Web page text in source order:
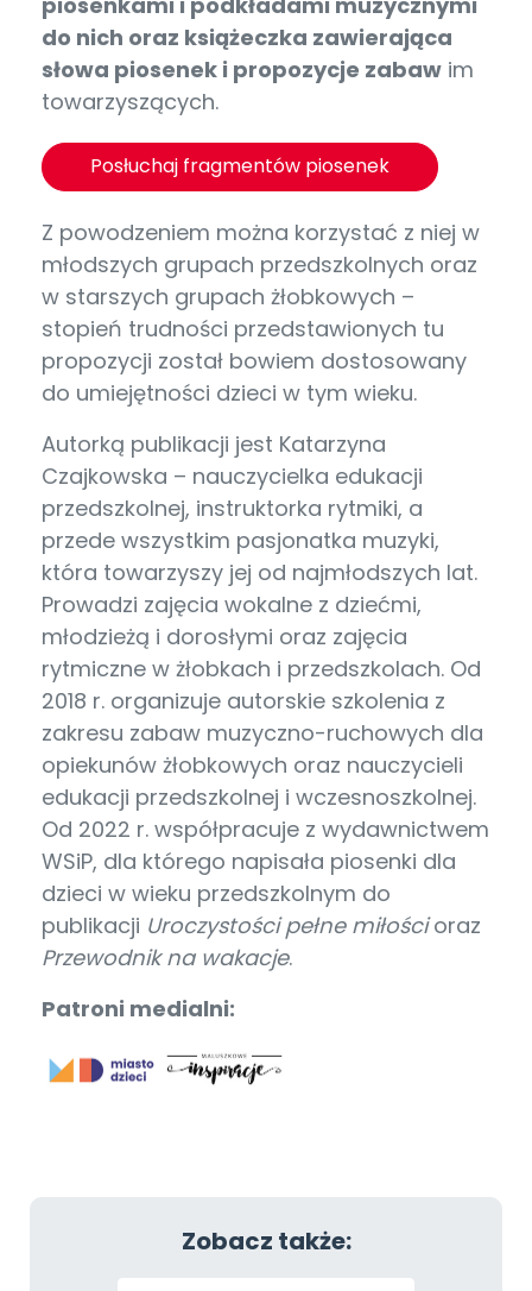
do nich oraz książeczka zawierająca
słowa piosenek i propozycje zabaw im
towarzyszących.
Posłuchaj fragmentów piosenek
Z powodzeniem można korzystać z niej w
młodszych grupach przedszkolnych oraz
w starszych grupach żłobkowych –
stopień trudności przedstawionych tu
propozycji został bowiem dostosowany
do umiejętności dzieci w tym wieku.
Autorką publikacji jest Katarzyna
Czajkowska – nauczycielka edukacji
przedszkolnej, instruktorka rytmiki, a
przede wszystkim pasjonatka muzyki,
która towarzyszy jej od najmłodszych lat.
Prowadzi zajęcia wokalne z dziećmi,
młodzieżą i dorosłymi oraz zajęcia
rytmiczne w żłobkach i przedszkolach. Od
2018 r. organizuje autorskie szkolenia z
zakresu zabaw muzyczno-ruchowych dla
opiekunów żłobkowych oraz nauczycieli
edukacji przedszkolnej i wczesnoszkolnej.
Od 2022 r. współpracuje z wydawnictwem
WSiP, dla którego napisała piosenki dla
dzieci w wieku przedszkolnym do
publikacji Uroczystości pełne miłościoraz
Przewodnik na wakacje.
Patroni medialni:
Zobacz także: